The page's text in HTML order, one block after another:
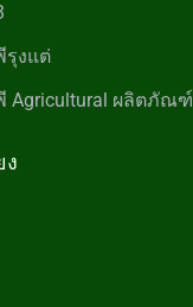
รุงแต่
Agricultural ผลิตภัณฑ์